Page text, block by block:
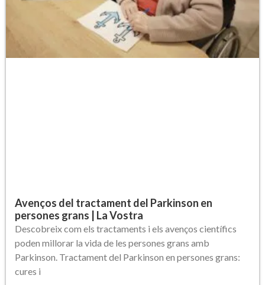
Avenços del tractament del Parkinson en
persones grans | La Vostra
Descobreix com els tractaments i els avenços científics
poden millorar la vida de les persones grans amb
Parkinson. Tractament del Parkinson en persones grans:
cures i